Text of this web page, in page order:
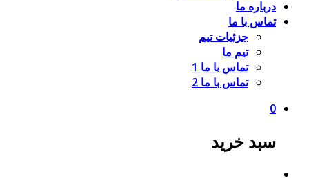
درباره ما
تماس با ما
جزئیات تیم
تیم ما
تماس با ما 1
تماس با ما 2
0
سبد خرید